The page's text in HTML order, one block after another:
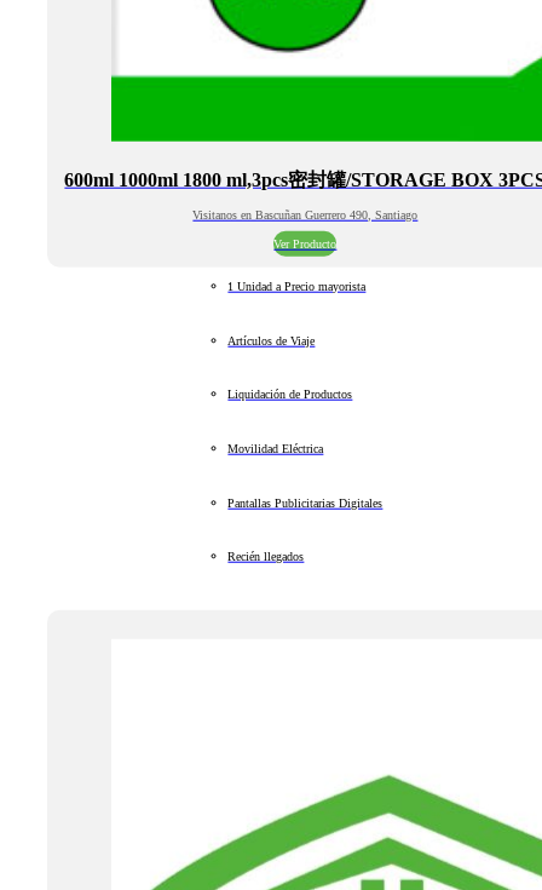
600ml 1000ml 1800 ml,3pcs密封罐/STORAGE BOX
Visitanos en Bascuñan Guerrero 490, Santiago
Ver Producto
1 Unidad a Precio mayorista
Artículos de Viaje
Liquidación de Productos
Movilidad Eléctrica
Pantallas Publicitarias Digitales
Recién llegados